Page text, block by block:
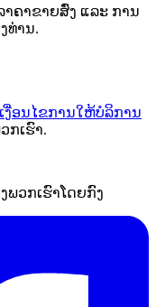
ຄາຂາຍສົ່ງ ແລະ ການ
ທ່ານ.
ເງື່ອນໄຂການໃຫ້ບໍລິການ
ກເຮົາ.
ພວກເຮົາໂດຍກົງ